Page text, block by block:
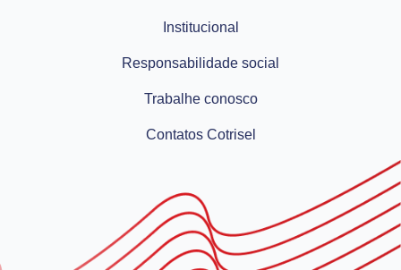
Institucional
Responsabilidade social
Trabalhe conosco
Contatos Cotrisel